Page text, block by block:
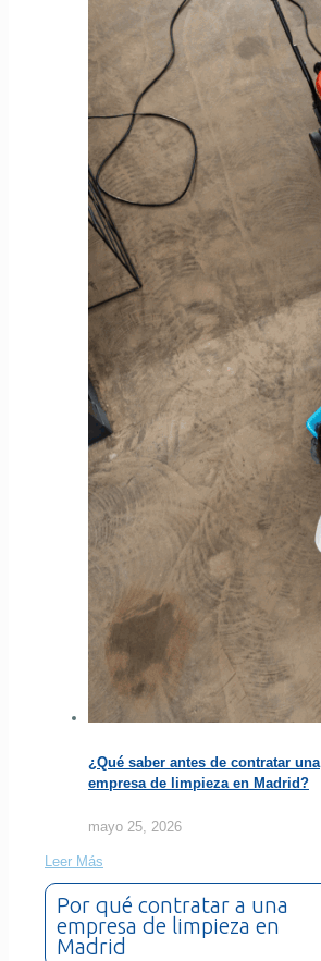
¿Qué saber antes de contratar una
empresa de limpieza en Madrid?
mayo 25, 2026
Leer Más
Por qué contratar a una
empresa de limpieza en
Madrid